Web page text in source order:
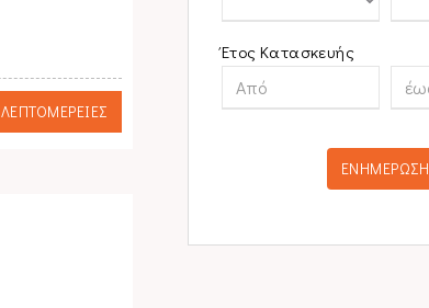
ΛΕΠΤΟΜΕΡΕΙΕΣ
Έτος Κατασκευής
ΕΝΗΜΕΡΩΣΗ